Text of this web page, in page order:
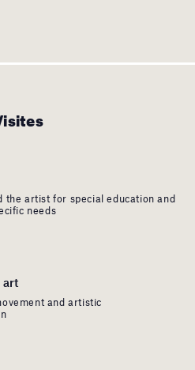
the artist for special education and
needs
art
and artistic